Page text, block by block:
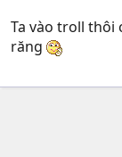
Ta vào troll thôi
răng